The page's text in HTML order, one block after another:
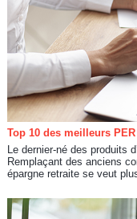
Top 10 des meilleurs
Le dernier-né des produits
Remplaçant des anciens
épargne retraite se veut